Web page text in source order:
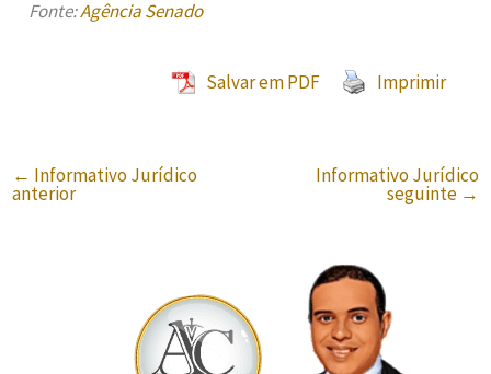
Fonte:Agência Senado
Salvar em PDF Imprimir
← Informativo Jurídico
anterior
Informativo Jurídico
seguinte →